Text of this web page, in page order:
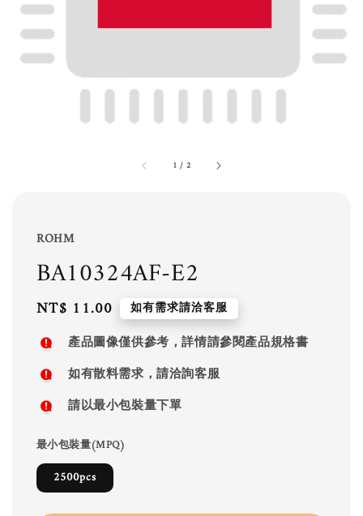
1 / 2
ROHM
BA10324AF-E2
Regular
price
NT$ 11.00 如有需求請洽客服
產品圖像僅供參考，詳情請參閱產品規格書
如有散料需求，請洽詢客服
請以最小包裝量下單
最小包裝量(MPQ)
2500pcs